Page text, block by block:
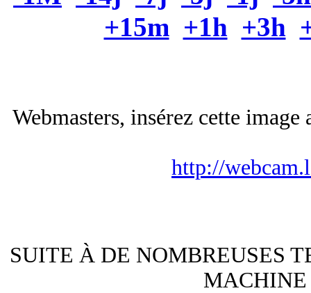
+15m +1h +3h
Webmasters, insérez cette
http://
SUITE À DE NOMBREUSES
MACHINE